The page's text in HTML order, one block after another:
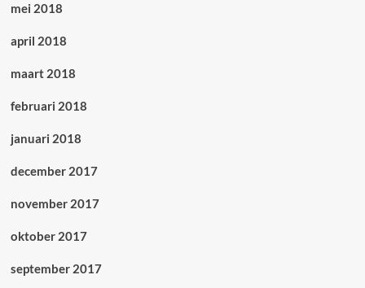
mei 2018
april 2018
maart 2018
februari 2018
januari 2018
december 2017
november 2017
oktober 2017
september 2017